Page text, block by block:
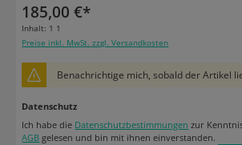
185,00 €*
Inhalt: 1 1
Preise inkl. MwSt. zzgl. Versandkosten
Benachrichtige mich, sobald der Artikel
Datenschutz
Ich habe die Datenschutzbestimmungen zur
AGB gelesen und bin mit ihnen einverstanden.